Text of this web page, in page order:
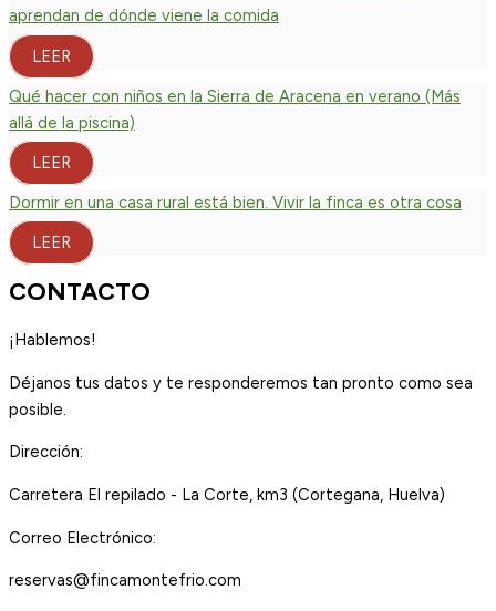
aprendan de dónde viene la comida
LEER
Qué hacer con niños en la Sierra de Aracena en verano (Más
allá de la piscina)
LEER
Dormir en una casa rural está bien. Vivir la finca es otra cosa
LEER
CONTACTO
¡Hablemos!
Déjanos tus datos y te responderemos tan pronto como sea
posible.
Dirección:
Carretera El repilado - La Corte, km3 (Cortegana, Huelva)
Correo Electrónico:
reservas@fincamontefrio.com